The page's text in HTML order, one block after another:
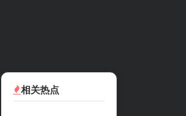
相关热点